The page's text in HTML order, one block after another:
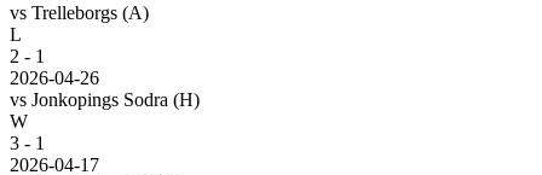
vs Trelleborgs (A)
L
2 - 1
2026-04-26
vs Jonkopings Sodra (H)
W
3 - 1
2026-04-17